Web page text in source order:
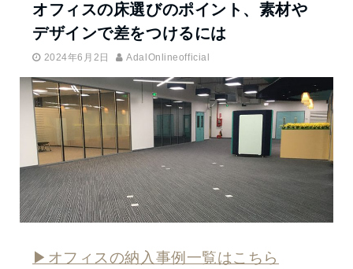
オフィスの床選びのポイント、素材や
デザインで差をつけるには
2024年6月2日 AdalOnlineofficial
▶オフィスの納入事例一覧はこちら